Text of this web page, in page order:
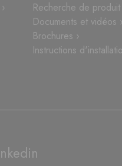
Recherche de produit
Documents et vidéos ›
Brochures ›
Instructions